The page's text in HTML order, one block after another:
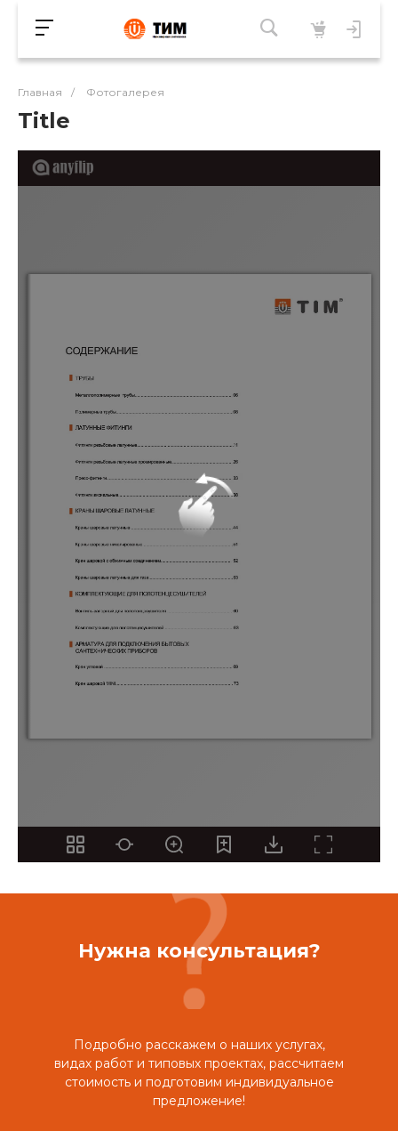
Главная / Фотогалерея
Title
Нужна консультация?
Подробно расскажем о наших услугах,
видах работ и типовых проектах, рассчитаем
стоимость и подготовим индивидуальное
предложение!